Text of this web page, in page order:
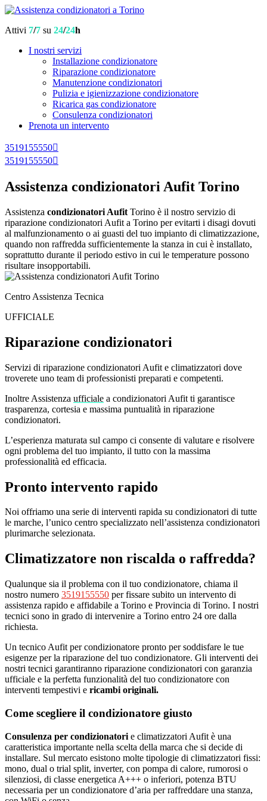
Attivi 7/7 su 24/24h
I nostri servizi
Installazione condizionatore
Riparazione condizionatore
Manutenzione condizionatori
Pulizia e igienizzazione condizionatore
Ricarica gas condizionatore
Consulenza condizionatori
Prenota un intervento
3519155550
3519155550
Assistenza condizionatori Aufit Torino
Assistenza condizionatori Aufit Torino è il nostro servizio di
riparazione condizionatori Aufit a Torino per evitarti i disagi dovuti
al malfunzionamento o ai guasti del tuo impianto di climatizzazione,
quando non raffredda sufficientemente la stanza in cui è installato,
soprattutto durante il periodo estivo in cui le temperature possono
risultare insopportabili.
Centro Assistenza Tecnica
UFFICIALE
Riparazione condizionatori
Servizi di riparazione condizionatori Aufit e climatizzatori dove
troverete uno team di professionisti preparati e competenti.
Inoltre Assistenza ufficiale a condizionatori Aufit ti garantisce
trasparenza, cortesia e massima puntualità in riparazione
condizionatori.
L’esperienza maturata sul campo ci consente di valutare e risolvere
ogni problema del tuo impianto, il tutto con la massima
professionalità ed efficacia.
Pronto intervento rapido
Noi offriamo una serie di interventi rapida su condizionatori di tutte
le marche, l’unico centro specializzato nell’assistenza condizionatori
plurimarche selezionata.
Climatizzatore non riscalda o raffredda?
Qualunque sia il problema con il tuo condizionatore, chiama il
nostro numero 3519155550 per fissare subito un intervento di
assistenza rapido e affidabile a Torino e Provincia di Torino. I nostri
tecnici sono in grado di intervenire a Torino entro 24 ore dalla
richiesta.
Un tecnico Aufit per condizionatore pronto per soddisfare le tue
esigenze per la riparazione del tuo condizionatore. Gli interventi dei
nostri tecnici garantiranno riparazione condizionatori con garanzia
ufficiale e la perfetta funzionalità del tuo condizionatore con
interventi tempestivi e ricambi originali.
Come scegliere il condizionatore giusto
Consulenza per condizionatori e climatizzatori Aufit è una
caratteristica importante nella scelta della marca che si decide di
installare. Sul mercato esistono molte tipologie di climatizzatori fissi:
mono, dual o trial split, inverter, con pompa di calore, rumorosi o
silenziosi, di classe energetica A+++ o inferiori, potenza BTU
necessaria per un condizionatore d’aria per raffreddare una stanza,